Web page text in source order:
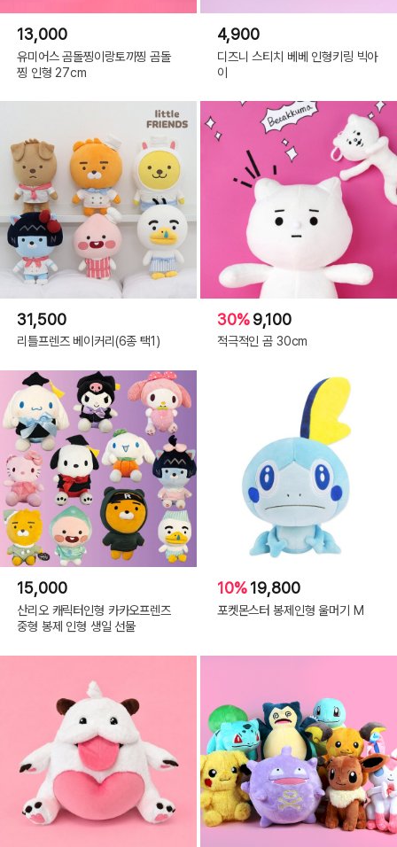
13,000
유미어스 곰돌찡이랑토끼찡 곰돌
찡 인형 27cm
4,900
디즈니 스티치 베베 인형키링 빅아
이
31,500
리틀프렌즈 베이커리(6종 택1)
30%9,100
적극적인 곰 30cm
15,000
산리오 캐릭터인형 카카오프렌즈
중형 봉제 인형 생일 선물
10%19,800
포켓몬스터 봉제인형 울머기 M